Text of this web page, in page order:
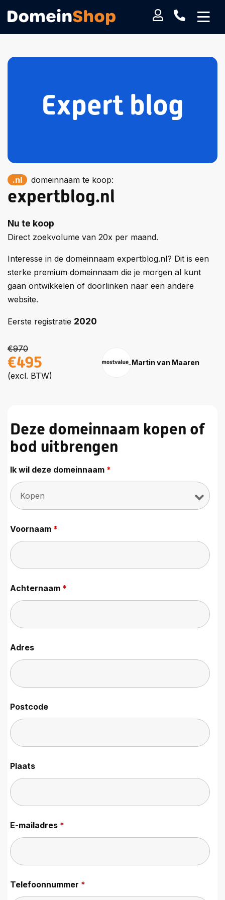
Expert blog
.nl domeinnaam te koop:
expertblog.nl
Nu te koop
Direct zoekvolume van 20x per maand.
Interesse in de domeinnaam expertblog.nl? Dit is een
sterke premium domeinnaam die je morgen al kunt
gaan ontwikkelen of doorlinken naar een andere
website.
Eerste registratie 2020
€970
€495
(excl. BTW)
Martin van Maaren
Deze domeinnaam kopen of
bod uitbrengen
Ik wil deze domeinnaam *
Voornaam *
Achternaam *
Adres
Postcode
Plaats
E-mailadres *
Telefoonnummer *